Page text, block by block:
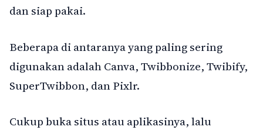
dan siap pakai.
Beberapa di antaranya yang paling sering
digunakan adalah Canva, Twibbonize, Twibify,
SuperTwibbon, dan Pixlr.
Cukup buka situs atau aplikasinya, lalu